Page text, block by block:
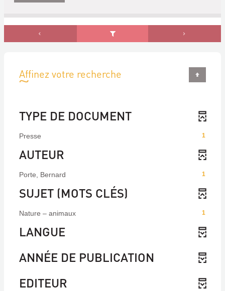
Affinez votre recherche
TYPE DE DOCUMENT
1
Presse
AUTEUR
1
Porte, Bernard
SUJET (MOTS CLÉS)
1
Nature – animaux
LANGUE
ANNÉE DE PUBLICATION
EDITEUR